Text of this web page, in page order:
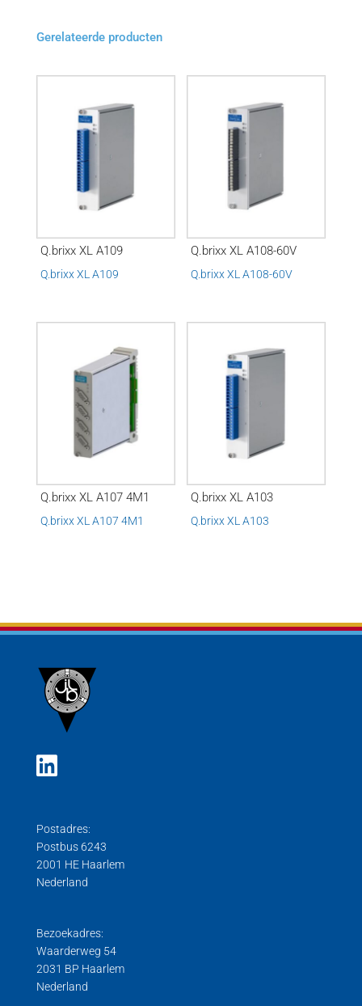
Gerelateerde producten
Q.brixx XL A109
Q.brixx XL A109
Q.brixx XL A108-60V
Q.brixx XL A108-60V
Q.brixx XL A107 4M1
Q.brixx XL A107 4M1
Q.brixx XL A103
Q.brixx XL A103
Postadres:
Postbus 6243
2001 HE Haarlem
Nederland
Bezoekadres:
Waarderweg 54
2031 BP Haarlem
Nederland